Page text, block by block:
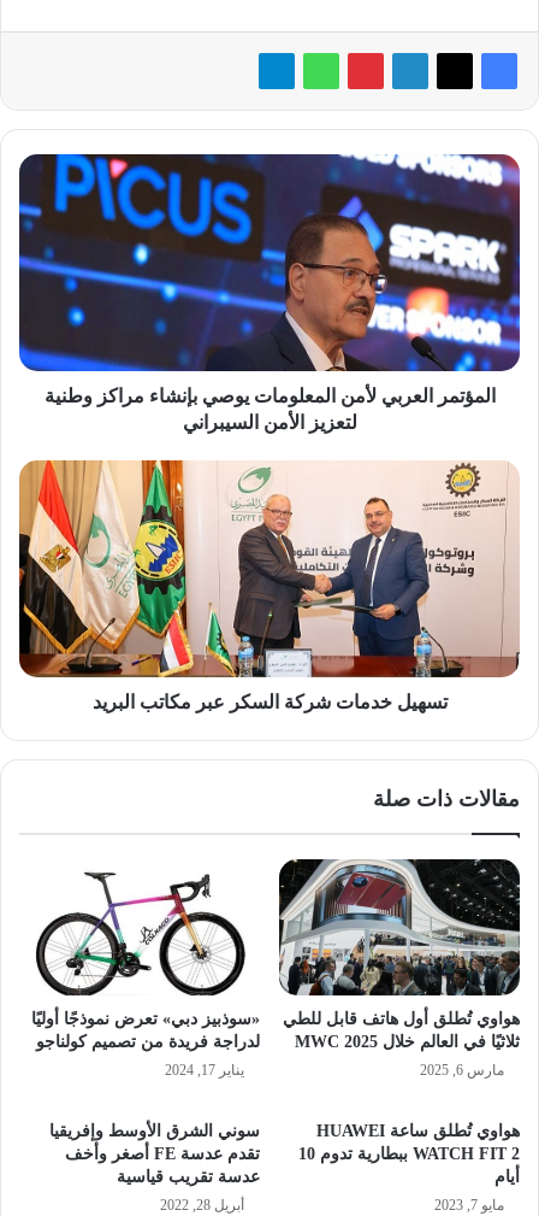
المؤتمر
العربي
لأمن
المعلومات
يوصي
بإنشاء
مراكز
وطنية
لتعزيز
الأمنالمؤتمر العربي لأمن المعلومات يوصي بإنشاء مراكز وطنية
لتعزيز الأمن السيبراني
تسهيل
خدمات
البريد
تسهيل خدمات شركة السكر عبر مكاتب البريد
مقالات ذات صلة
هواوي تُطلق أول هاتف قابل للطي
ثلاثيًا في العالم خلال MWC 2025
مارس 6, 2025
«سوذبيز دبي» تعرض نموذجًا أوليًا
لدراجة فريدة من تصميم كولناجو
يناير 17, 2024
هواوي تُطلق ساعة HUAWEI
WATCH FIT 2 ببطارية تدوم 10
أيام
مايو 7, 2023
سوني الشرق الأوسط وإفريقيا
تقدم عدسة FE أصغر وأخف
عدسة تقريب قياسية
أبريل 28, 2022